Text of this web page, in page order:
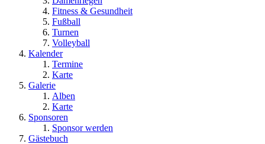
Fitness & Gesundheit
Fußball
Turnen
Volleyball
Kalender
Termine
Karte
Galerie
Alben
Karte
Sponsoren
Sponsor werden
Gästebuch